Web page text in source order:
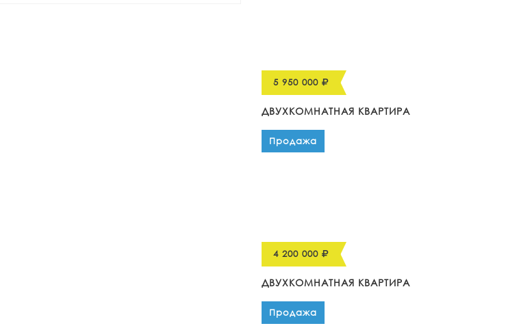
5 950 000
ДВУХКОМНАТНАЯ КВАРТИРА
Продажа
4 200 000
ДВУХКОМНАТНАЯ КВАРТИРА
Продажа